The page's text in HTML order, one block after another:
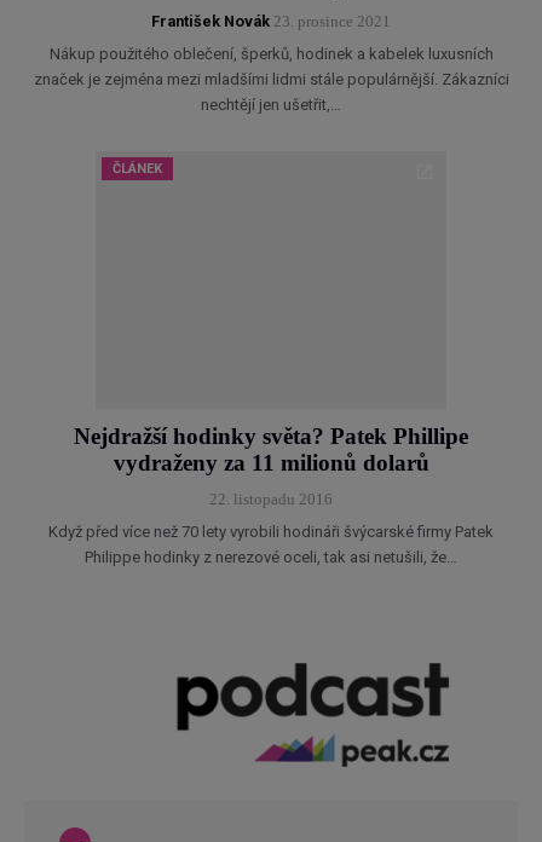
František Novák 23. prosince 2021
Nákup použitého oblečení, šperků, hodinek a kabelek luxusních
značek je zejména mezi mladšími lidmi stále populárnější. Zákazníci
nechtějí jen ušetřit,…
ČLÁNEK
Nejdražší hodinky světa? Patek Phillipe
vydraženy za 11 milionů dolarů
22. listopadu 2016
Když před více než 70 lety vyrobili hodináři švýcarské firmy Patek
Philippe hodinky z nerezové oceli, tak asi netušili, že…